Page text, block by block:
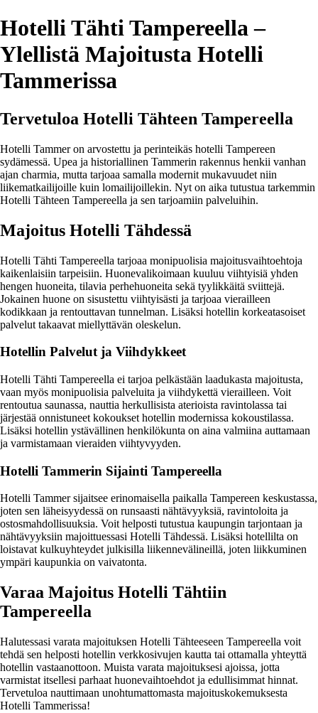
Hotelli Tähti Tampereella –
Ylellistä Majoitusta Hotelli
Tammerissa
Tervetuloa Hotelli Tähteen Tampereella
Hotelli Tammer on arvostettu ja perinteikäs hotelli Tampereen
sydämessä. Upea ja historiallinen Tammerin rakennus henkii vanhan
ajan charmia, mutta tarjoaa samalla modernit mukavuudet niin
liikematkailijoille kuin lomailijoillekin. Nyt on aika tutustua tarkemmin
Hotelli Tähteen Tampereella ja sen tarjoamiin palveluihin.
Majoitus Hotelli Tähdessä
Hotelli Tähti Tampereella tarjoaa monipuolisia majoitusvaihtoehtoja
kaikenlaisiin tarpeisiin. Huonevalikoimaan kuuluu viihtyisiä yhden
hengen huoneita, tilavia perhehuoneita sekä tyylikkäitä sviittejä.
Jokainen huone on sisustettu viihtyisästi ja tarjoaa vierailleen
kodikkaan ja rentouttavan tunnelman. Lisäksi hotellin korkeatasoiset
palvelut takaavat miellyttävän oleskelun.
Hotellin Palvelut ja Viihdykkeet
Hotelli Tähti Tampereella ei tarjoa pelkästään laadukasta majoitusta,
vaan myös monipuolisia palveluita ja viihdykettä vierailleen. Voit
rentoutua saunassa, nauttia herkullisista aterioista ravintolassa tai
järjestää onnistuneet kokoukset hotellin modernissa kokoustilassa.
Lisäksi hotellin ystävällinen henkilökunta on aina valmiina auttamaan
ja varmistamaan vieraiden viihtyvyyden.
Hotelli Tammerin Sijainti Tampereella
Hotelli Tammer sijaitsee erinomaisella paikalla Tampereen keskustassa,
joten sen läheisyydessä on runsaasti nähtävyyksiä, ravintoloita ja
ostosmahdollisuuksia. Voit helposti tutustua kaupungin tarjontaan ja
nähtävyyksiin majoittuessasi Hotelli Tähdessä. Lisäksi hotellilta on
loistavat kulkuyhteydet julkisilla liikennevälineillä, joten liikkuminen
ympäri kaupunkia on vaivatonta.
Varaa Majoitus Hotelli Tähtiin
Tampereella
Halutessasi varata majoituksen Hotelli Tähteeseen Tampereella voit
tehdä sen helposti hotellin verkkosivujen kautta tai ottamalla yhteyttä
hotellin vastaanottoon. Muista varata majoituksesi ajoissa, jotta
varmistat itsellesi parhaat huonevaihtoehdot ja edullisimmat hinnat.
Tervetuloa nauttimaan unohtumattomasta majoituskokemuksesta
Hotelli Tammerissa!